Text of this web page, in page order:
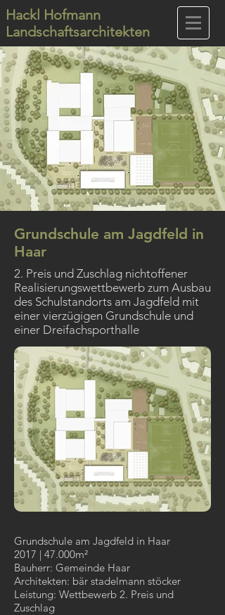
Hackl Hofmann
Landschaftsarchitekten
Grundschule am Jagdfeld in
Haar
Grundschule am Jagdfeld in Haar
2017 | 47.000m²
Bauherr: Gemeinde Haar
Architekten: bär stadelmann stöcker
Leistung: Wettbewerb 2. Preis und
Zuschlag
2. Preis und Zuschlag nichtoffener
Realisierungswettbewerb zum Ausbau
des Schulstandorts am Jagdfeld mit
einer vierzügigen Grundschule und
einer Dreifachsporthalle